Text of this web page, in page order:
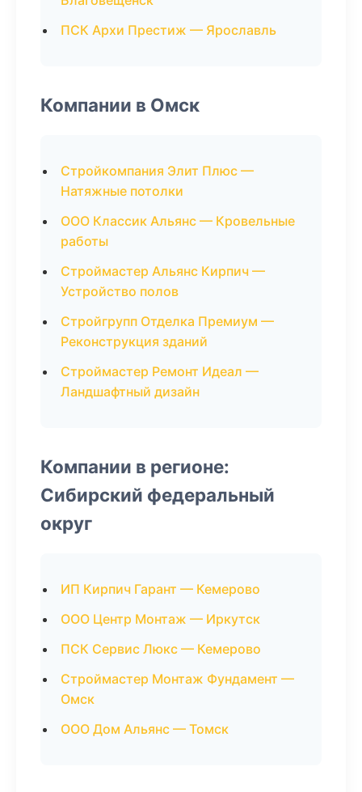
ПСК Архи Престиж — Ярославль
Компании в Омск
Стройкомпания Элит Плюс —
Натяжные потолки
ООО Классик Альянс — Кровельные
работы
Строймастер Альянс Кирпич —
Устройство полов
Стройгрупп Отделка Премиум —
Реконструкция зданий
Строймастер Ремонт Идеал —
Ландшафтный дизайн
Компании в регионе:
Сибирский федеральный
округ
ИП Кирпич Гарант — Кемерово
ООО Центр Монтаж — Иркутск
ПСК Сервис Люкс — Кемерово
Строймастер Монтаж Фундамент —
Омск
ООО Дом Альянс — Томск